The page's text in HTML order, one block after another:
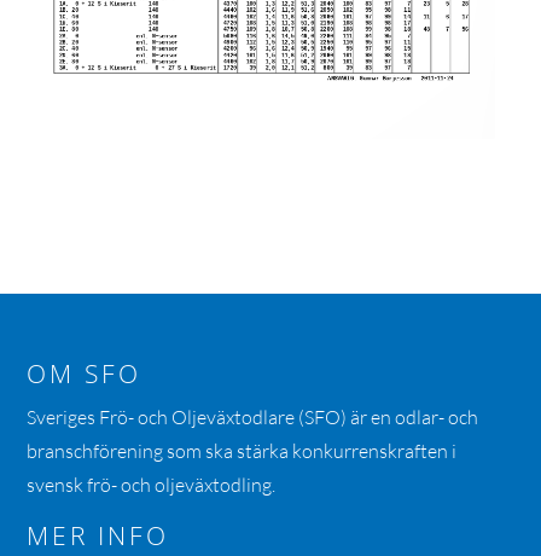
OM SFO
Sveriges Frö- och Oljeväxtodlare (SFO) är en odlar- och
branschförening som ska stärka konkurrenskraften i
svensk frö- och oljeväxtodling.
MER INFO